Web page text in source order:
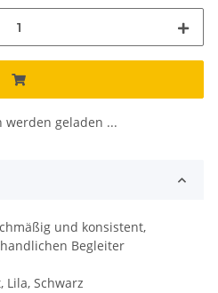
werden geladen ...
und konsistent,
Begleiter
Lila, Schwarz